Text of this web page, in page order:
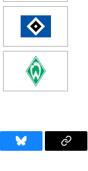
Bluesky
Copy